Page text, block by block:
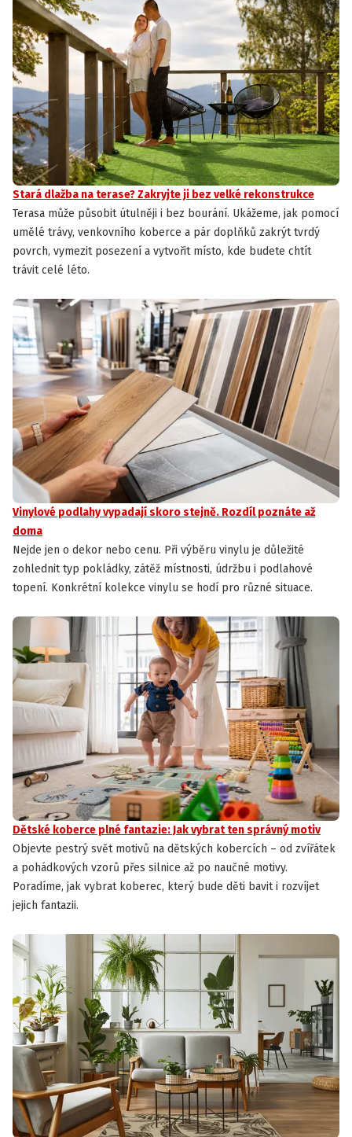
Stará dlažba na terase? Zakryjte ji bez velké rekonstrukce
Terasa může působit útulněji i bez bourání. Ukážeme, jak pomocí
umělé trávy, venkovního koberce a pár doplňků zakrýt tvrdý
povrch, vymezit posezení a vytvořit místo, kde budete chtít
trávit celé léto.
Vinylové podlahy vypadají skoro stejně. Rozdíl poznáte až
doma
Nejde jen o dekor nebo cenu. Při výběru vinylu je důležité
zohlednit typ pokládky, zátěž místnosti, údržbu i podlahové
topení. Konkrétní kolekce vinylu se hodí pro různé situace.
Dětské koberce plné fantazie: Jak vybrat ten správný motiv
Objevte pestrý svět motivů na dětských kobercích – od zvířátek
a pohádkových vzorů přes silnice až po naučné motivy.
Poradíme, jak vybrat koberec, který bude děti bavit i rozvíjet
jejich fantazii.